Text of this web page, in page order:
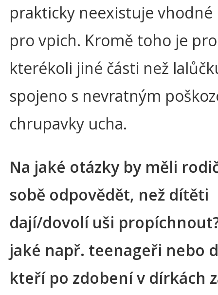
prakticky neexistuje
pro vpich. Kromě toho je
kterékoli jiné části než
spojeno s nevratným
chrupavky ucha.
Na jaké otázky by měli
sobě odpovědět, než dítěti
dají/dovolí uši
jaké např. teenageři nebo
kteří po zdobení v dírkách